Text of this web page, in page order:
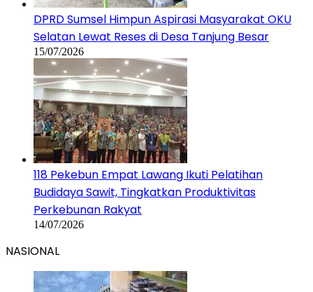
DPRD Sumsel Himpun Aspirasi Masyarakat OKU
Selatan Lewat Reses di Desa Tanjung Besar
15/07/2026
118 Pekebun Empat Lawang Ikuti Pelatihan
Budidaya Sawit, Tingkatkan Produktivitas
Perkebunan Rakyat
14/07/2026
NASIONAL